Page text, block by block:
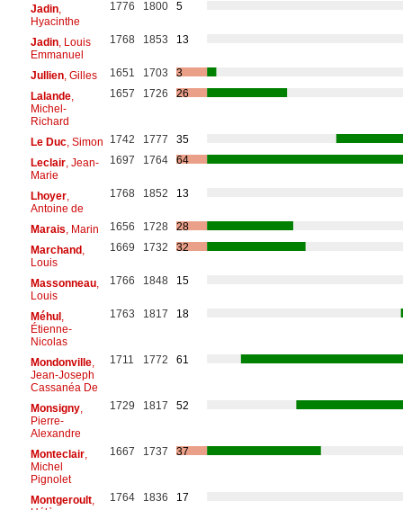
Jadin,
Hyacinthe
1776 1800 5
Jadin, Louis
Emmanuel
1768 1853 13
Jullien, Gilles 1651 1703
3
Lalande,
Michel-
Richard
1657 1726 26
Le Duc, Simon 1742 1777
35
Leclair, Jean-
Marie
1697 1764 64
Lhoyer,
Antoine de
1768 1852 13
Marais , Marin 1656 1728
28
Marchand,
Louis
1669 1732 32
Massonneau,
Louis
1766 1848 15
Méhul,
Étienne-
Nicolas
1763 1817 18
Mondonville,
Jean-Joseph
Cassanéa De
1711 1772 61
Monsigny,
Pierre-
Alexandre
1729 1817 52
Monteclair,
Michel
Pignolet
1667 1737 37
Montgeroult,
1764 1836 17